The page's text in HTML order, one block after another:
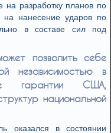
разработку планов по
нанесение ударов по
в составе сил под
позволить себе
независимостью в
гарантии США,
национальной
оказался в состоянии